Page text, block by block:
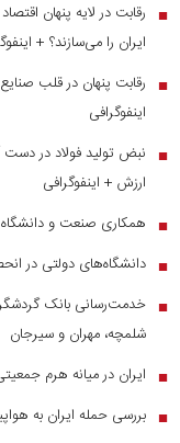
■
رقابت در لایه پنهان
ایران را می‌سازند؟ +
■
رقابت پنهان در قلب
اینفوگرافی
■
نبض تولید فولاد در دست
ارزش + اینفوگرافی
■ همکاری صنعت و دانشگاه
■ دانشگاه‌های دولتی در
■
شلمچه، مهران و سیرجان
■ ایران در میانه هرم
■ بررسی حمله ایران به